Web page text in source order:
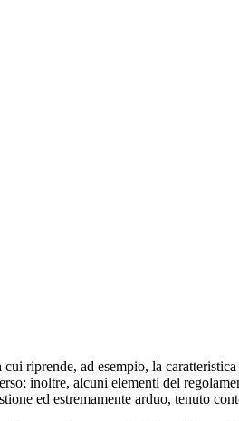
riprende, ad esempio, la
inoltre, alcuni elementi del
ed estremamente arduo, tenuto